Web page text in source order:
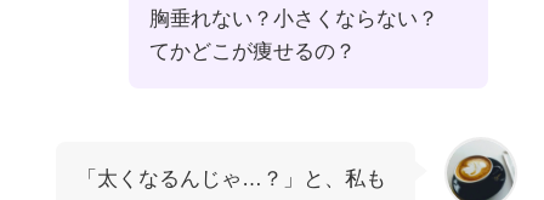
胸垂れない？小さくならない？
てかどこが痩せるの？
「太くなるんじゃ…？」と、私も